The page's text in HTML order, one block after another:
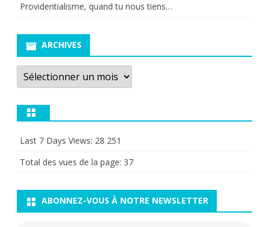
Providentialisme, quand tu nous tiens…
ARCHIVES
Archives
Last 7 Days Views: 28 251
Total des vues de la page: 37
ABONNEZ-VOUS À NOTRE NEWSLETTER